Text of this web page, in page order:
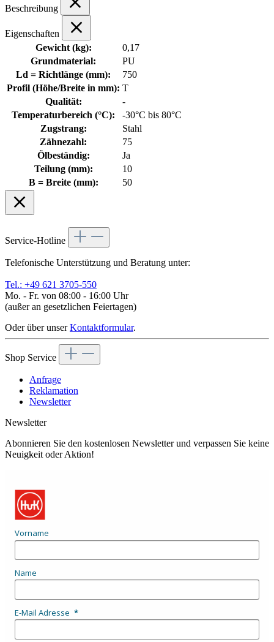
Beschreibung
Eigenschaften
Gewicht (kg):
0,17
Grundmaterial:
PU
Ld = Richtlänge (mm):
750
Profil (Höhe/Breite in mm): T
Qualität:
-
Temperaturbereich (°C):
-30°C bis 80°C
Zugstrang:
Stahl
Zähnezahl:
75
Ölbeständig:
Ja
Teilung (mm):
10
B = Breite (mm):
50
Service-Hotline
Telefonische Unterstützung und Beratung unter:
Tel.: +49 621 3705-550
Mo. - Fr. von 08:00 - 16:00 Uhr
(außer an gesetzlichen Feiertagen)
Oder über unserKontaktformular.
Shop Service
Anfrage
Reklamation
Newsletter
Newsletter
Abonnieren Sie den kostenlosen Newsletter und verpassen Sie keine
Neuigkeit oder Aktion!
Vorname
Name
E-Mail Adresse